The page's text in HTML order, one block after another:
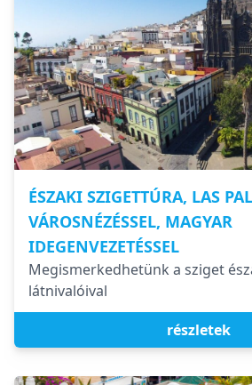
ÉSZAKI SZIGETTÚRA, LAS
VÁROSNÉZÉSSEL, MAGYAR
IDEGENVEZETÉSSEL
Megismerkedhetünk a sziget
látnivalóival
részletek